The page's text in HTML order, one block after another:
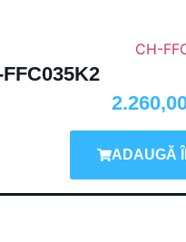
ADAUGĂ